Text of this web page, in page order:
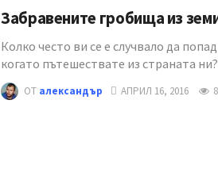
Забравените гробища из
Колко често ви се е случвало да
когато пътешествате из страната
ОТ александър АПРИЛ 16, 2016